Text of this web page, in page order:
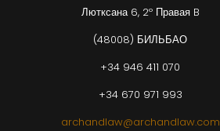
Лютксана 6, 2º Правая B
(48008) БИЛЬБАО
+34 946 411 070
+34 670 971 993
archandlaw@archandlaw.com